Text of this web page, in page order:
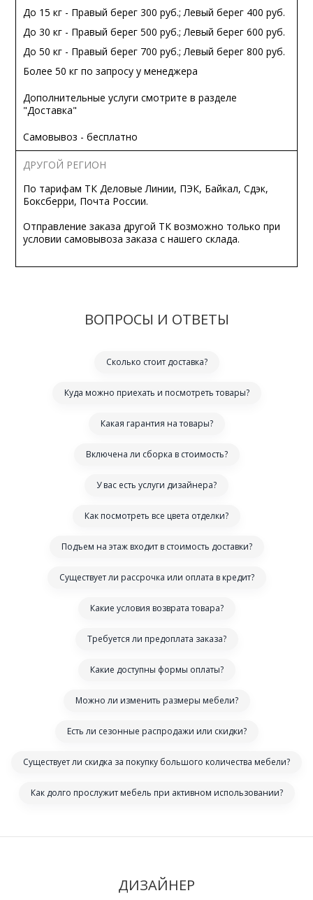
До 15 кг - Правый берег 300 руб.; Левый берег 400 руб.
До 30 кг - Правый берег 500 руб.; Левый берег 600 руб.
До 50 кг - Правый берег 700 руб.; Левый берег 800 руб.
Более 50 кг по запросу у менеджера
Дополнительные услуги смотрите в разделе
"Доставка"
Самовывоз - бесплатно
ДРУГОЙ РЕГИОН
По тарифам ТК Деловые Линии, ПЭК, Байкал, Сдэк,
Боксберри, Почта России.
Отправление заказа другой ТК возможно только при
условии самовывоза заказа с нашего склада.
ВОПРОСЫ И ОТВЕТЫ
Сколько стоит доставка?
Куда можно приехать и посмотреть товары?
Какая гарантия на товары?
Включена ли сборка в стоимость?
У вас есть услуги дизайнера?
Как посмотреть все цвета отделки?
Подъем на этаж входит в стоимость доставки?
Существует ли рассрочка или оплата в кредит?
Какие условия возврата товара?
Требуется ли предоплата заказа?
Какие доступны формы оплаты?
Можно ли изменить размеры мебели?
Есть ли сезонные распродажи или скидки?
Существует ли скидка за покупку большого количества мебели?
Как долго прослужит мебель при активном использовании?
ДИЗАЙНЕР